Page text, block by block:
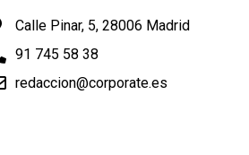
Calle Pinar, 5, 28006 Madrid
91 745 58 38
redaccion@corporate.es